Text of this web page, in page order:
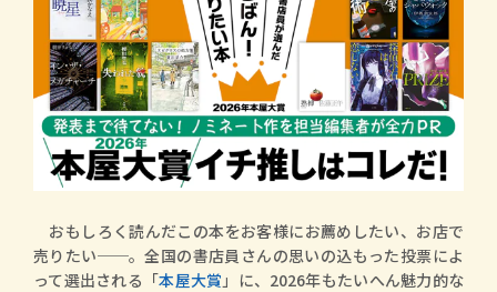
おもしろく読んだこの本をお客様にお薦めしたい、お店で
売りたい──。全国の書店員さんの思いの込もった投票によ
って選出される「本屋大賞」に、2026年もたいへん魅力的な